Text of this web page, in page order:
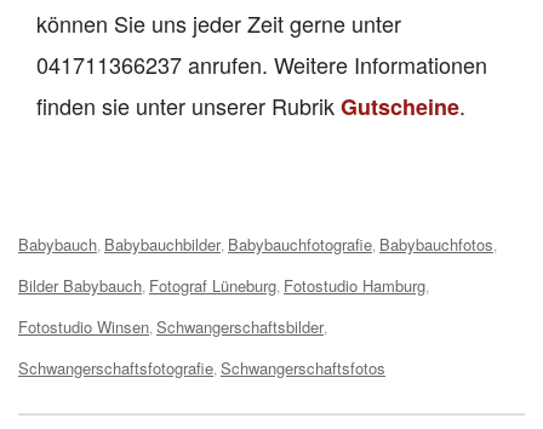
können Sie uns jeder Zeit gerne unter
041711366237 anrufen. Weitere Informationen
finden sie unter unserer RubrikGutscheine.
Tags:
Babybauch Babybauchbilder, Babybauchfotografie Babybauchfotos
Bilder Babybauch Fotograf Lüneburg Fotostudio Hamburg
Fotostudio Winsen Schwangerschaftsbilder,
Schwangerschaftsfotografie Schwangerschaftsfotos